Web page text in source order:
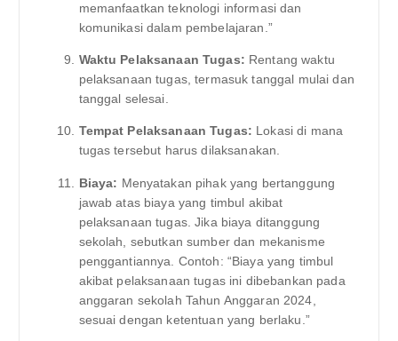
memanfaatkan teknologi informasi dan
komunikasi dalam pembelajaran.”
Waktu Pelaksanaan Tugas: Rentang waktu
pelaksanaan tugas, termasuk tanggal mulai dan
tanggal selesai.
Tempat Pelaksanaan Tugas: Lokasi di mana
tugas tersebut harus dilaksanakan.
Biaya: Menyatakan pihak yang bertanggung
jawab atas biaya yang timbul akibat
pelaksanaan tugas. Jika biaya ditanggung
sekolah, sebutkan sumber dan mekanisme
penggantiannya. Contoh: “Biaya yang timbul
akibat pelaksanaan tugas ini dibebankan pada
anggaran sekolah Tahun Anggaran 2024,
sesuai dengan ketentuan yang berlaku.”